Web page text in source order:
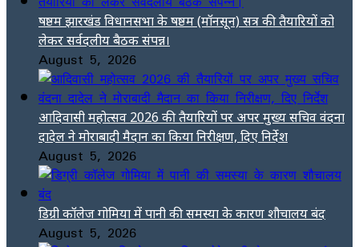
षष्ठम झारखंड विधानसभा के षष्ठम (मॉनसून) सत्र की तैयारियों को
लेकर सर्वदलीय बैठक संपन्न।
August 5, 2026
आदिवासी महोत्सव 2026 की तैयारियों पर अपर मुख्य सचिव वंदना
दादेल ने मोराबादी मैदान का किया निरीक्षण, दिए निर्देश
August 5, 2026
डिग्री कॉलेज गोमिया में पानी की समस्या के कारण शौचालय बंद
August 5, 2026